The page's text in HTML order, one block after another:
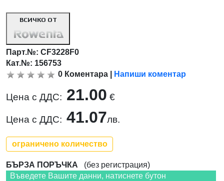
ВСИЧКО ОТ
Парт.№:CF3228F0
Кат.№: 156753
0 Коментара Напиши коментар
Цена с ДДС: 21.00 €
Цена с ДДС: 41.07лв.
ограничено количество
БЪРЗА ПОРЪЧКА (без регистрация)
Въведете Вашите данни, натиснете бутон